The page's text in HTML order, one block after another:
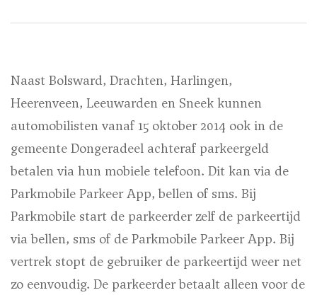
Naast Bolsward, Drachten, Harlingen,
Heerenveen, Leeuwarden en Sneek kunnen
automobilisten vanaf 15 oktober 2014 ook in de
gemeente Dongeradeel achteraf parkeergeld
betalen via hun mobiele telefoon. Dit kan via de
Parkmobile Parkeer App, bellen of sms. Bij
Parkmobile start de parkeerder zelf de parkeertijd
via bellen, sms of de Parkmobile Parkeer App. Bij
vertrek stopt de gebruiker de parkeertijd weer net
zo eenvoudig. De parkeerder betaalt alleen voor de